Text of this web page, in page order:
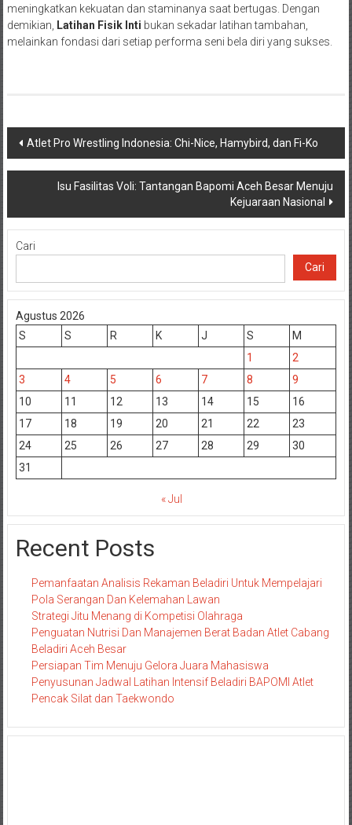
meningkatkan kekuatan dan staminanya saat bertugas. Dengan
demikian,
Latihan Fisik Inti bukan sekadar latihan tambahan,
melainkan fondasi dari setiap performa seni bela diri yang sukses.
Navigasi
pos
Atlet Pro Wrestling Indonesia: Chi-Nice, Hamybird, dan Fi-Ko
Isu Fasilitas Voli: Tantangan Bapomi Aceh Besar Menuju
Kejuaraan Nasional
Cari
Cari
Agustus 2026
S
S R K J S
M
1
2
3
4 5 6 7 8
9
10
11 12 13 14 15
16
17
18 19 20 21 22
23
24
25 26 27 28 29
30
31
« Jul
Recent Posts
Pemanfaatan Analisis Rekaman Beladiri Untuk Mempelajari
Pola Serangan Dan Kelemahan Lawan
Strategi Jitu Menang di Kompetisi Olahraga
Penguatan Nutrisi Dan Manajemen Berat Badan Atlet Cabang
Beladiri Aceh Besar
Persiapan Tim Menuju Gelora Juara Mahasiswa
Penyusunan Jadwal Latihan Intensif Beladiri BAPOMI Atlet
Pencak Silat dan Taekwondo